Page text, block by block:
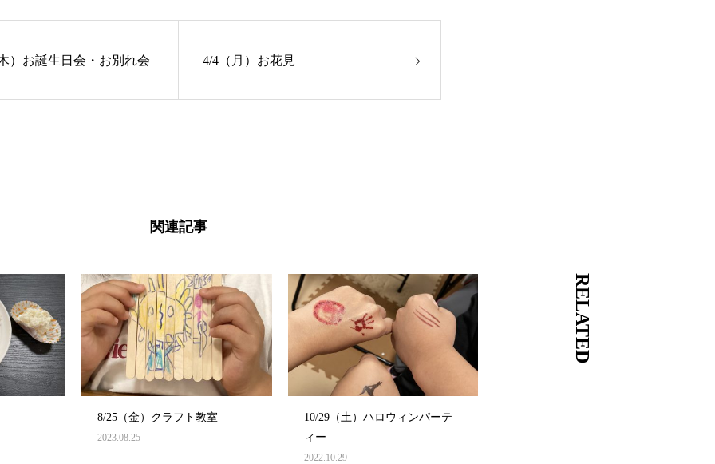
）お誕生日会・お別れ会 4/4（月）お花見
RELATED
関連記事
8/25（金）クラフト教室
2023.08.25
10/29（土）ハロウィンパーテ
ィー
2022.10.29